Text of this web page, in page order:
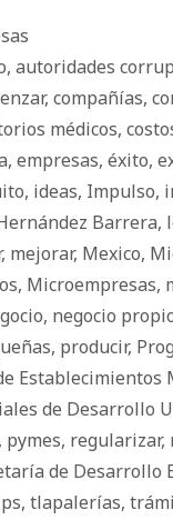
, autoridades
, compañías,
médicos,
, empresas, éxito,
, ideas, Impulso,
Barrera,
, mejorar, Mexico,
, Microempresas,
, negocio
, producir,
Establecimientos
de Desarrollo
, pymes, regularizar,
de Desarrollo
, tlapalerías,